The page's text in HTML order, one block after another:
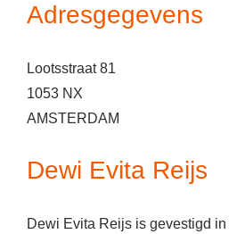
Adresgegevens
Lootsstraat 81
1053 NX
AMSTERDAM
Dewi Evita Reijs
Dewi Evita Reijs is gevestigd